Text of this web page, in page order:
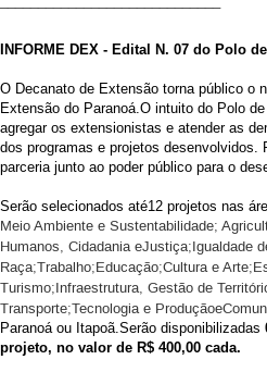
INFORME DEX - Edital N. 07 do Polo
O Decanato de Extensão torna público o
Extensão do Paranoá.O intuito do Polo
agregar os extensionistas e atender as
dos programas e projetos
parceria junto ao poder público para o
Serão selecionados até12 projetos nas
Meio Ambiente e Sustentabilidade;
Humanos, Cidadania eJustiça;Igualdade
Raça;Trabalho;Educação;Cultura e Arte;
Turismo;Infraestrutura, Gestão de
Transporte;Tecnologia e Produçãoe
Paranoá ou Itapoã.Serão disponibilizadas
projeto, no valor de R$ 400,00 cada.